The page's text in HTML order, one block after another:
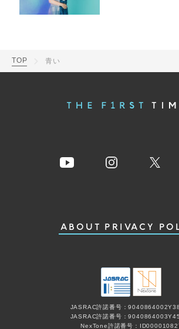
TOP 青い
ABOUT PRIVACY
JASRAC許諾番号：
JASRAC許諾番号：
NexTone許諾番号：